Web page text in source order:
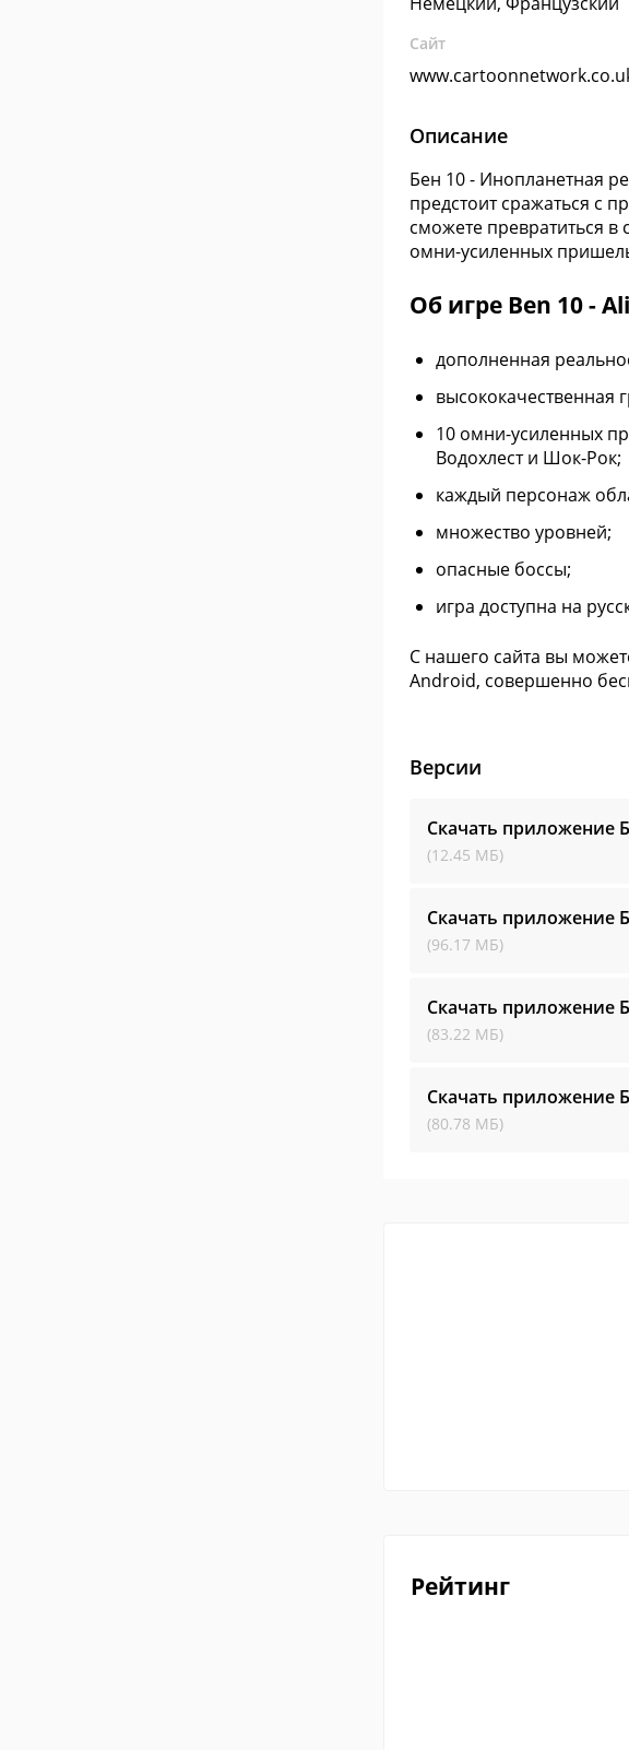
Сайт
Описание
Бен 10 - Инопланетная
предстоит сражаться с
сможете превратиться в
омни-усиленных
Об игре Ben 10 -
дополненная
высококачественная
10 омни-усиленных
Водохлест и Шок-Рок;
каждый персонаж
множество уровней;
опасные боссы;
игра доступна на
С нашего сайта вы
Android, совершенно
Версии
Скачать приложение
(12.45 МБ)
Скачать приложение
(96.17 МБ)
Скачать приложение
(83.22 МБ)
Скачать приложение
(80.78 МБ)
Рейтинг